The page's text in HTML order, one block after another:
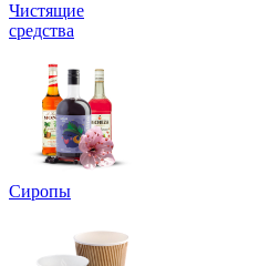
Чистящие
средства
Сиропы